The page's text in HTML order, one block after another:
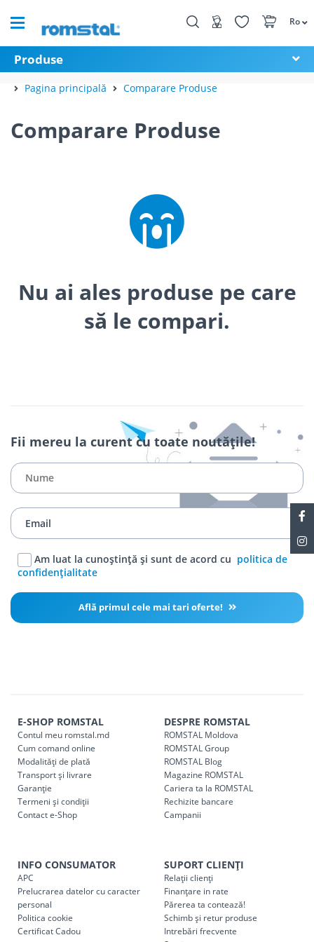
Ro
Produse
Pagina principală Comparare Produse
Comparare Produse
Nu ai ales produse pe care
să le compari.
Fii mereu la curent cu toate noutățile!
Am luat la cunoștință și sunt de acord cu politica de
confidențialitate
Află primul cele mai tari oferte!
E-SHOP ROMSTAL
Contul meu romstal.md
Cum comand online
Modalități de plată
Transport și livrare
Garanție
Termeni și condiții
Contact e-Shop
DESPRE ROMSTAL
ROMSTAL Moldova
ROMSTAL Group
ROMSTAL Blog
Magazine ROMSTAL
Cariera ta la ROMSTAL
Rechizite bancare
Campanii
INFO CONSUMATOR
APC
Prelucrarea datelor cu caracter
personal
Politica cookie
Certificat Cadou
SUPORT CLIENȚI
Relații clienți
Finanțare in rate
Părerea ta contează!
Schimb și retur produse
Intrebări frecvente